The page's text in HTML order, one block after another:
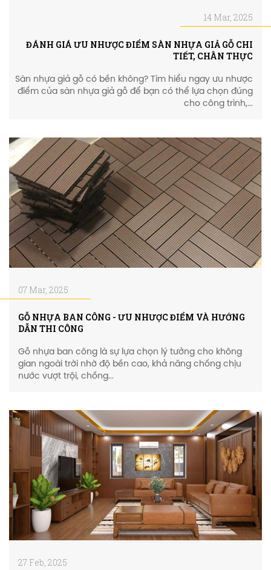
14 Mar, 2025
ĐÁNH GIÁ ƯU NHƯỢC ĐIỂM SÀN NHỰA GIẢ GỖ CHI
TIẾT, CHÂN THỰC
Sàn nhựa giả gỗ có bền không? Tìm hiểu ngay ưu nhược
điểm của sàn nhựa giả gỗ để bạn có thể lựa chọn đúng
cho công trình,...
07 Mar, 2025
GỖ NHỰA BAN CÔNG - ƯU NHƯỢC ĐIỂM VÀ HƯỚNG
DẪN THI CÔNG
Gỗ nhựa ban công là sự lựa chọn lý tưởng cho không
gian ngoài trời nhờ độ bền cao, khả năng chống chịu
nước vượt trội, chống...
27 Feb, 2025